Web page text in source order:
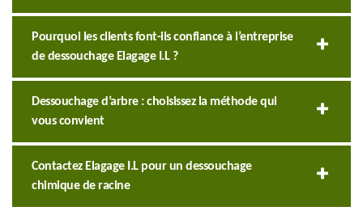
Pourquoi les clients font-ils confiance à l’entreprise
de dessouchage Elagage I.L ?
Dessouchage d’arbre : choisissez la méthode qui
vous convient
Contactez Elagage I.L pour un dessouchage
chimique de racine